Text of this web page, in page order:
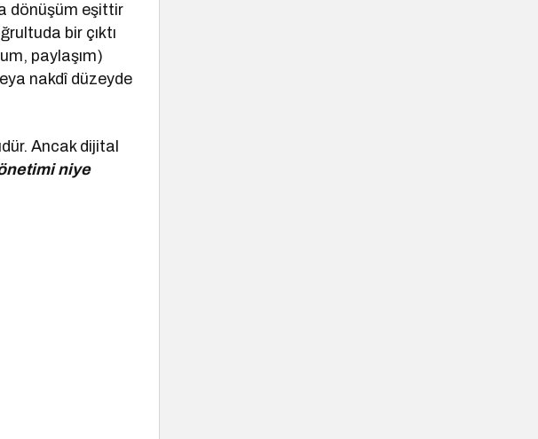
dönüşüm eşittir
bir çıktı
paylaşım)
nakdî düzeyde
Ancak dijital
niye